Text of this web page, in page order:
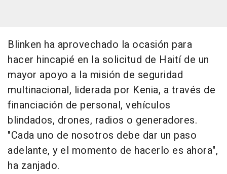
Blinken ha aprovechado la ocasión para
hacer hincapié en la solicitud de Haití de un
mayor apoyo a la misión de seguridad
multinacional, liderada por Kenia, a través de
financiación de personal, vehículos
blindados, drones, radios o generadores.
"Cada uno de nosotros debe dar un paso
adelante, y el momento de hacerlo es ahora",
ha zanjado.